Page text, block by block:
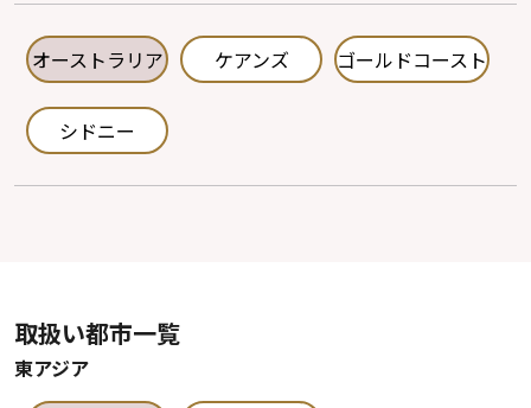
オーストラリア ケアンズ ゴールドコースト
シドニー
取扱い都市一覧
東アジア